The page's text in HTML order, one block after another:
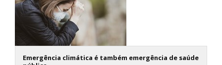
Emergência climática é também emergência de saúde